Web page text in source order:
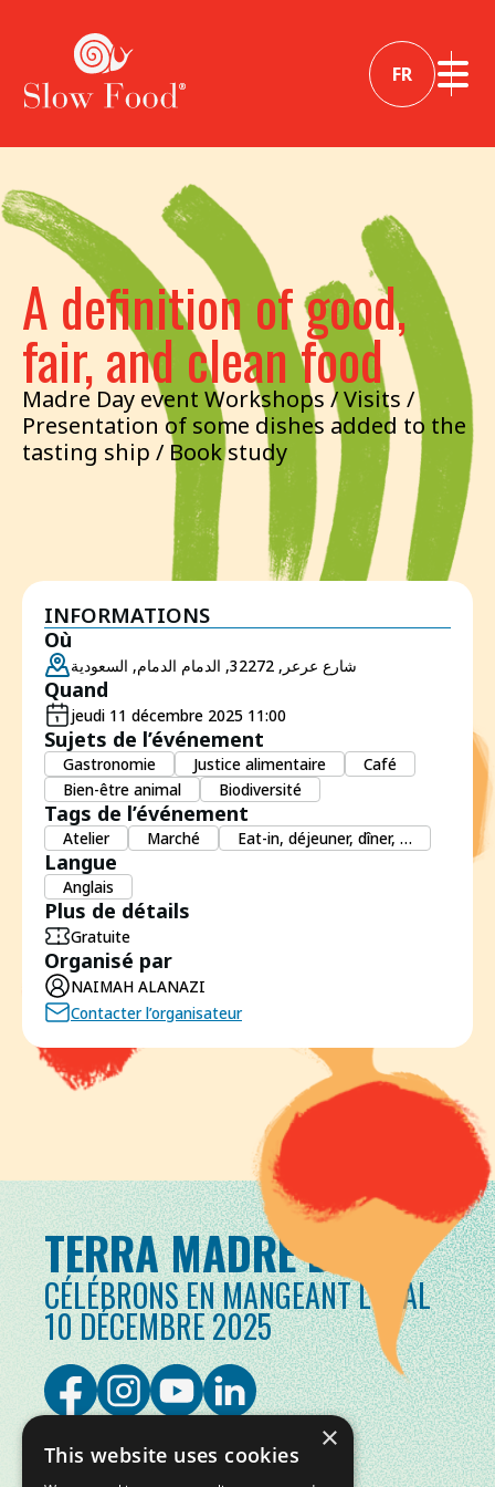
FR
A definition of good,
fair, and clean food
Madre Day event Workshops / Visits /
Presentation of some dishes added to the
tasting ship / Book study
INFORMATIONS
Où
شارع عرعر, 32272, الدمام الدمام, السعودية
Quand
jeudi 11 décembre 2025 11:00
Sujets de l’événement
Gastronomie Justice alimentaire
Café
Bien-être animal
Biodiversité
Tags de l’événement
Atelier Marché Eat-in, déjeuner, dîner, …
Langue
Anglais
Plus de détails
Gratuite
Organisé par
NAIMAH ALANAZI
Contacter l’organisateur
TERRA MADRE DAY
CÉLÉBRONS EN MANGEANT LOCAL
10 DÉCEMBRE 2025
×
This website uses cookies